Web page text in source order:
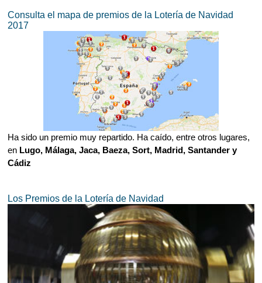
Consulta el mapa de premios de la Lotería de Navidad
2017
Ha sido un premio muy repartido. Ha caído, entre otros lugares,
en Lugo, Málaga, Jaca, Baeza, Sort, Madrid, Santander y
Cádiz
Los Premios de la Lotería de Navidad